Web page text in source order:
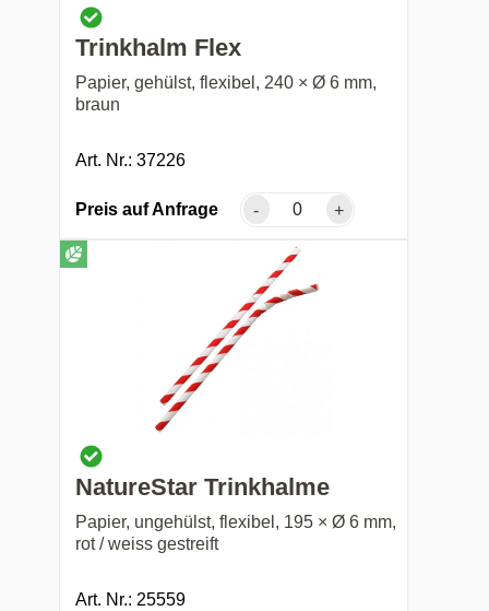
Trinkhalm Flex
Papier, gehülst, flexibel, 240 × Ø 6 mm,
braun
Art. Nr.: 37226
Preis auf Anfrage - +
NatureStar Trinkhalme
Papier, ungehülst, flexibel, 195 × Ø 6 mm,
rot / weiss gestreift
Art. Nr.: 25559